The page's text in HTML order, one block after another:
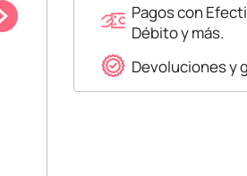
Pagos con
Débito y más.
Devoluciones y